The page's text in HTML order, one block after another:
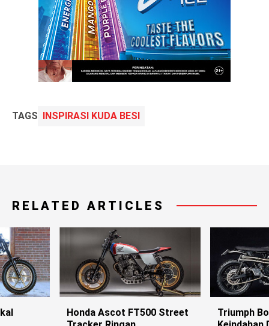
TAGS INSPIRASI KUDA BESI
RELATED ARTICLES
Honda Ascot FT500 Street
Triumph